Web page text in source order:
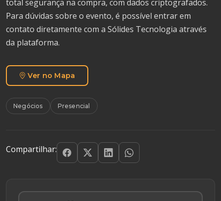
total segurança na compra, com dados criptografados.
Para dúvidas sobre o evento, é possível entrar em
contato diretamente com a Sólides Tecnologia através
da plataforma.
Ver no Mapa
Negócios Presencial
Compartilhar: